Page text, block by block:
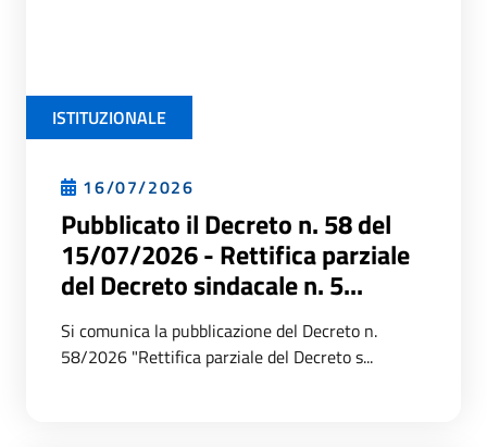
ISTITUZIONALE
16/07/2026
Pubblicato il Decreto n. 58 del
15/07/2026 - Rettifica parziale
del Decreto sindacale n. 5...
Si comunica la pubblicazione del Decreto n.
58/2026 "Rettifica parziale del Decreto s...